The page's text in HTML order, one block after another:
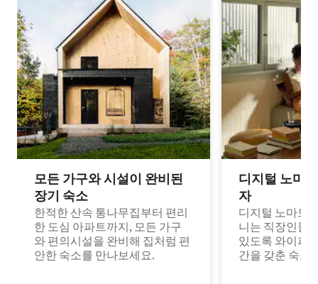
모든 가구와 시설이 완비된
장기 숙소
한적한 산속 통나무집부터 편리
한 도심 아파트까지, 모든 가구
와 편의시설을 완비해 집처럼 편
안한 숙소를 만나보세요.
디지털 노마
자
디지털 노마드
니는 직장인들
있도록 와이파
간을 갖춘 숙소